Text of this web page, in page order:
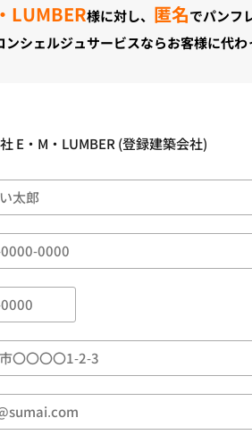
LUMBER様に対し、 匿名でパンフ
シェルジュサービスならお客様に代わ